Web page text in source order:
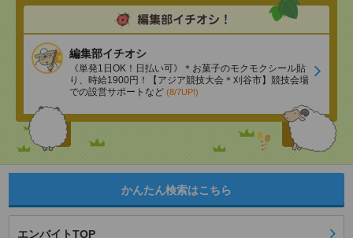
編集部イチオシ
《単発1日OK！日払い可》＊お菓子のモクモクシール貼
り、時給1900円！【アジア競技大会＊刈谷市】競技会場
での設営サポートなど (8/7UP!)
かんたん検索はこちら
エンバイトTOP